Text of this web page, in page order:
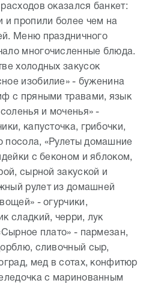
оказался банкет:
и пропили более чем на
Меню праздничного
многочисленные блюда.
холодных закусок
изобилие» - буженина
с пряными травами, язык
и моченья» -
капусточка, грибочки,
посола, «Рулеты домашние
с беконом и яблоком,
сырной закуской и
рулет из домашней
- огурчики,
сладкий, черри, лук
плато» - пармезан,
сливочный сыр,
мед в сотах, конфитюр
с маринованным